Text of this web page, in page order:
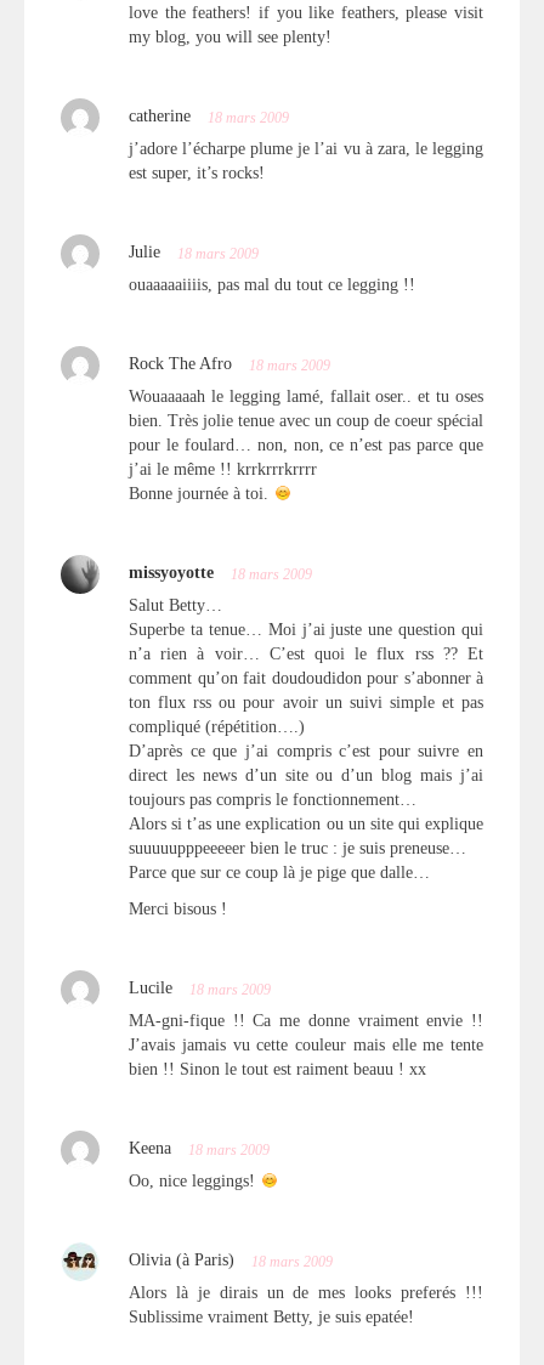
love the feathers! if you like feathers, please visit
my blog, you will see plenty!
catherine 18 mars 2009
j’adore l’écharpe plume je l’ai vu à zara, le legging
est super, it’s rocks!
Julie 18 mars 2009
ouaaaaaiiiis, pas mal du tout ce legging !!
Rock The Afro 18 mars 2009
Wouaaaaah le legging lamé, fallait oser.. et tu oses
bien. Très jolie tenue avec un coup de coeur spécial
pour le foulard… non, non, ce n’est pas parce que
j’ai le même !! krrkrrrkrrrr
Bonne journée à toi.
missyoyotte 18 mars 2009
Salut Betty…
Superbe ta tenue… Moi j’ai juste une question qui
n’a rien à voir… C’est quoi le flux rss ?? Et
comment qu’on fait doudoudidon pour s’abonner à
ton flux rss ou pour avoir un suivi simple et pas
compliqué (répétition….)
D’après ce que j’ai compris c’est pour suivre en
direct les news d’un site ou d’un blog mais j’ai
toujours pas compris le fonctionnement…
Alors si t’as une explication ou un site qui explique
suuuuupppeeeeer bien le truc : je suis preneuse…
Parce que sur ce coup là je pige que dalle…
Merci bisous !
Lucile 18 mars 2009
MA-gni-fique !! Ca me donne vraiment envie !!
J’avais jamais vu cette couleur mais elle me tente
bien !! Sinon le tout est raiment beauu ! xx
Keena 18 mars 2009
Oo, nice leggings!
Olivia (à Paris) 18 mars 2009
Alors là je dirais un de mes looks preferés !!!
Sublissime vraiment Betty, je suis epatée!